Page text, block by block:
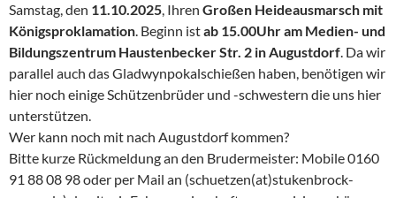
Samstag, den 11.10.2025, Ihren Großen Heideausmarsch mit
Königsproklamation. Beginn istab 15.00Uhr am Medien- und
Bildungszentrum Haustenbecker Str. 2 in Augustdorf. Da wir
parallel auch das Gladwynpokalschießen haben, benötigen wir
hier noch einige Schützenbrüder und -schwestern die uns hier
unterstützen.
Wer kann noch mit nach Augustdorf kommen?
Bitte kurze Rückmeldung an den Brudermeister: Mobile 0160
91 88 08 98 oder per Mail an (schuetzen(at)stukenbrock-